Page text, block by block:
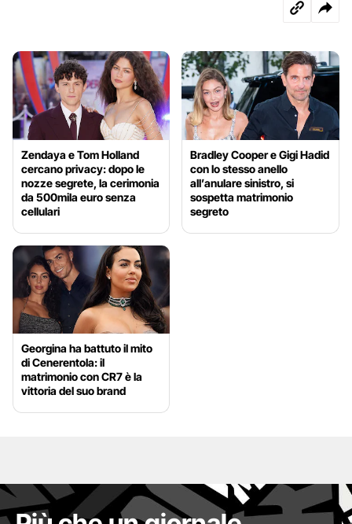
Zendaya e Tom Holland
cercano privacy: dopo le
nozze segrete, la cerimonia
da 500mila euro senza
cellulari
Bradley Cooper e Gigi Hadid
con lo stesso anello
all’anulare sinistro, si
sospetta matrimonio
segreto
Georgina ha battuto il mito
di Cenerentola: il
matrimonio con CR7 è la
vittoria del suo brand